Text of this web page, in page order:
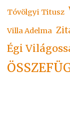
Tóvölgyi Titusz
Villa Adelma
Égi